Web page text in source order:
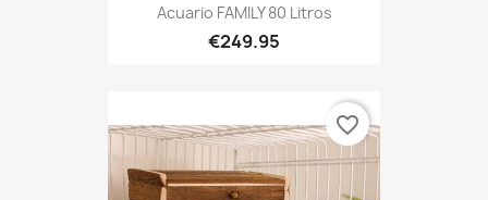
Acuario FAMILY 80 Litros
€249.95
favorite_border